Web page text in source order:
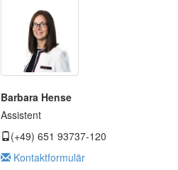
Barbara Hense
Assistent
(+49) 651 93737-120
Kontaktformulär